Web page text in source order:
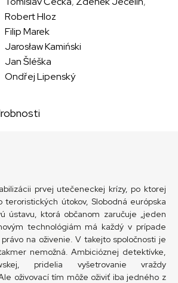
Robert Hloz
Filip Marek
Jarosław Kamiński
Jan Šléška
Ondřej Lipenský
prvej utečeneckej krízy, po ktorej
teroristických útokov, Slobodná európska
ústavu, ktorá občanom zaručuje „jeden
technológiám má každý v prípade
na oživenie. V takejto spoločnosti je
nemožná. Ambicióznej detektívke,
pridelia vyšetrovanie vraždy
oživovací tím môže oživiť iba jedného z